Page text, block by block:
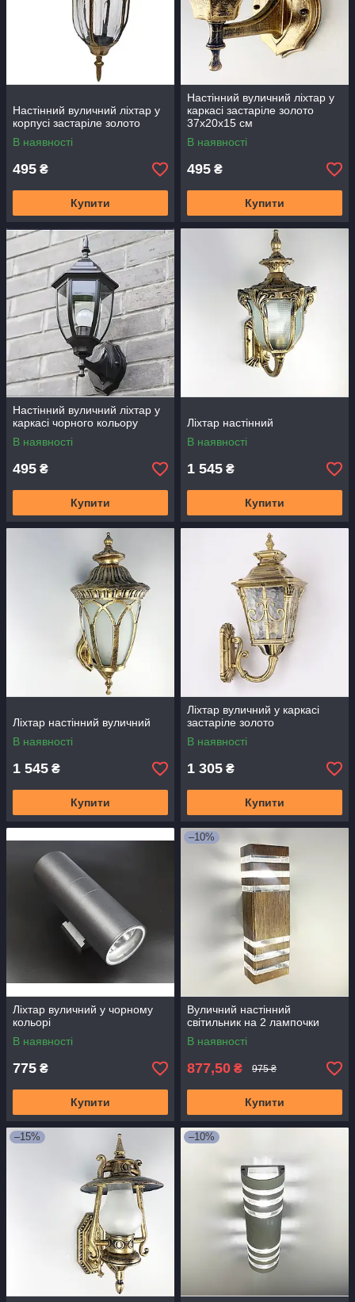
Настінний вуличний ліхтар у
корпусі застаріле золото
В наявності
495 ₴
Купити
Настінний вуличний ліхтар у
каркасі застаріле золото
37х20х15 см
В наявності
495 ₴
Купити
Настінний вуличний ліхтар у
каркасі чорного кольору
В наявності
495 ₴
Купити
Ліхтар настінний
В наявності
1 545 ₴
Купити
Ліхтар настінний вуличний
В наявності
1 545 ₴
Купити
Ліхтар вуличний у каркасі
застаріле золото
В наявності
1 305 ₴
Купити
Ліхтар вуличний у чорному
кольорі
В наявності
775 ₴
Купити
–10%
Вуличний настінний
світильник на 2 лампочки
В наявності
877,50 ₴ 975 ₴
Купити
–15% –10%